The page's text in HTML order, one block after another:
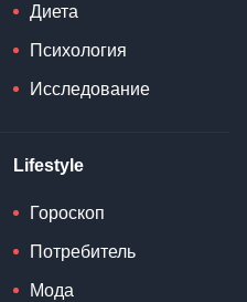
Диета
Психология
Исследование
Lifestyle
Гороскоп
Потребитель
Мода